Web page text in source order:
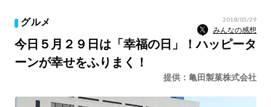
グルメ 2018/05/29
みんなの感想
今日５月２９日は「幸福の日」！ハッピータ
ーンが幸せをふりまく！
提供：亀田製菓株式会社